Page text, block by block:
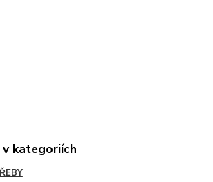
kategoriích